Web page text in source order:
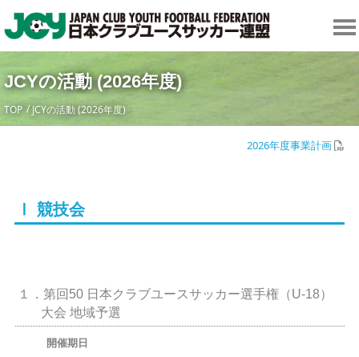
JCYの活動 (2026年度)
TOP JCYの活動 (2026年度)
2026年度事業計画
Ⅰ 競技会
１．第回50 日本クラブユースサッカー選手権（U-18）
大会 地域予選
開催期日